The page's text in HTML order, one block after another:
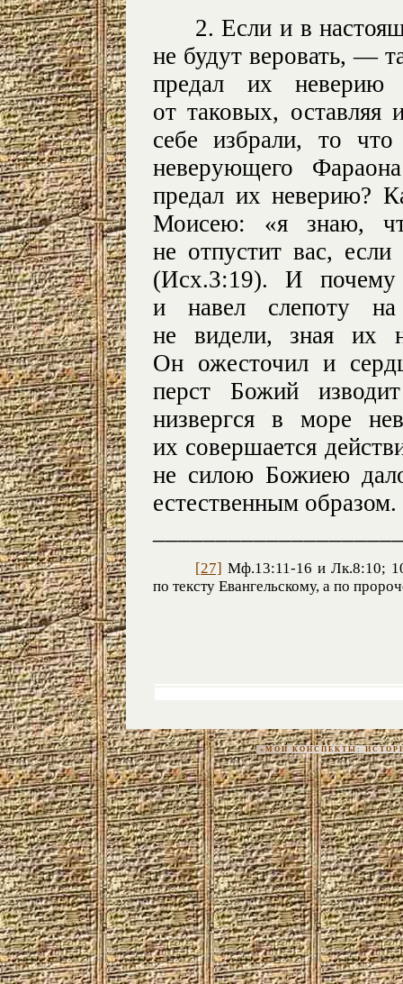
2. Если и в
не будут веровать, —
предал их
от таковых,
себе избрали, то что
неверующего
предал их неверию?
Моисею: «я знаю,
не отпустит вас,
(Исх.3:19). И почему
и навел слепоту
не видели, зная их
Он ожесточил и
перст Божий
низвергся в море
их совершается
не силою Божиею
естественным образом.
[27] Мф.13:11-16 и Лк.8:10;
по тексту Евангельскому, а по
«МОИ КОНСПЕКТЫ: